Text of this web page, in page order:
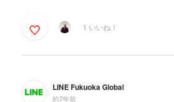
1 いいね！
LINE Fukuoka Global
約7年前